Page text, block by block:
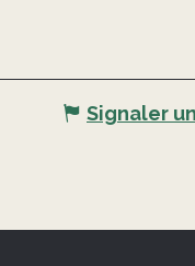
Signaler